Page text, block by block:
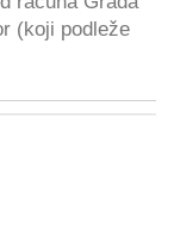
(koji podleže